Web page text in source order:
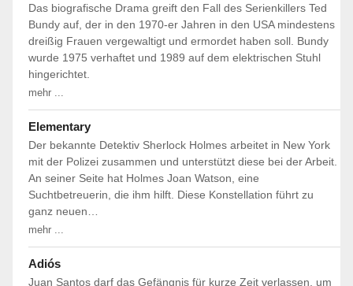
Das biografische Drama greift den Fall des Serienkillers Ted
Bundy auf, der in den 1970-er Jahren in den USA mindestens
dreißig Frauen vergewaltigt und ermordet haben soll. Bundy
wurde 1975 verhaftet und 1989 auf dem elektrischen Stuhl
hingerichtet.
mehr ...
Elementary
Der bekannte Detektiv Sherlock Holmes arbeitet in New York
mit der Polizei zusammen und unterstützt diese bei der Arbeit.
An seiner Seite hat Holmes Joan Watson, eine
Suchtbetreuerin, die ihm hilft. Diese Konstellation führt zu
ganz neuen…
mehr ...
Adiós
Juan Santos darf das Gefängnis für kurze Zeit verlassen, um